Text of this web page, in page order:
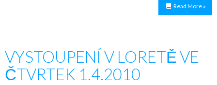
Read More »
VYSTOUPENÍ V LORETĚ VE
ČTVRTEK 1.4.2010